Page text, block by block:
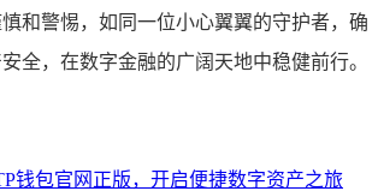
和警惕，如同一位小心翼翼的守护者，确
全，在数字金融的广阔天地中稳健前行。
钱包官网正版，开启便捷数字资产之旅